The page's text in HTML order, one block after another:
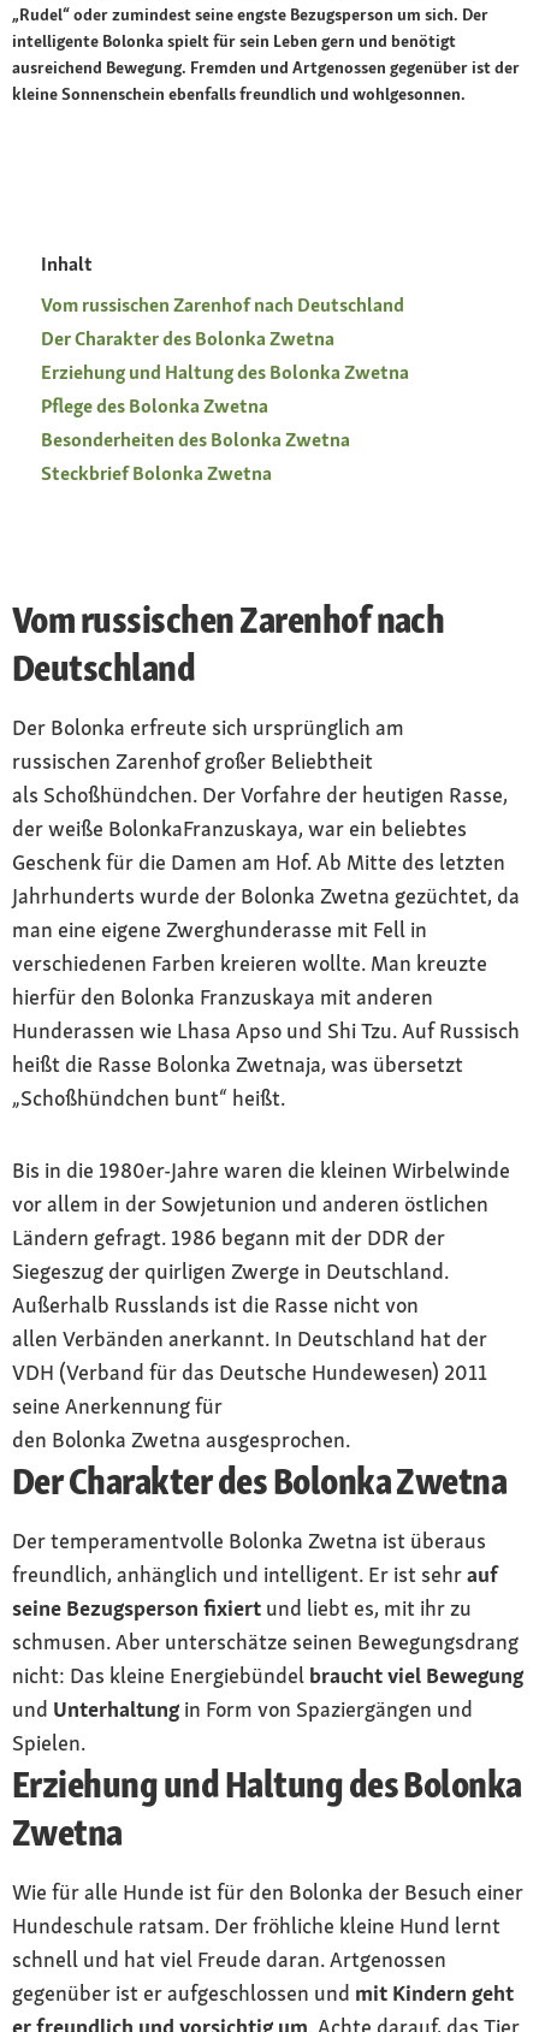
„Rudel“ oder zumindest seine engste Bezugsperson um sich. Der
intelligente Bolonka spielt für sein Leben gern und benötigt
ausreichend Bewegung. Fremden und Artgenossen gegenüber ist der
kleine Sonnenschein ebenfalls freundlich und wohlgesonnen.
Inhalt
Vom russischen Zarenhof nach Deutschland
Der Charakter des Bolonka Zwetna
Erziehung und Haltung des Bolonka Zwetna
Pflege des Bolonka Zwetna
Besonderheiten des Bolonka Zwetna
Steckbrief Bolonka Zwetna
Vom russischen Zarenhof nach
Deutschland
Der Bolonka erfreute sich ursprünglich am
russischen Zarenhof großer Beliebtheit
als Schoßhündchen. Der Vorfahre der heutigen Rasse,
der weiße BolonkaFranzuskaya, war ein beliebtes
Geschenk für die Damen am Hof. Ab Mitte des letzten
Jahrhunderts wurde der Bolonka Zwetna gezüchtet, da
man eine eigene Zwerghunderasse mit Fell in
verschiedenen Farben kreieren wollte. Man kreuzte
hierfür den Bolonka Franzuskaya mit anderen
Hunderassen wie Lhasa Apso und Shi Tzu. Auf Russisch
heißt die Rasse Bolonka Zwetnaja, was übersetzt
„Schoßhündchen bunt“ heißt.
Bis in die 1980er-Jahre waren die kleinen Wirbelwinde
vor allem in der Sowjetunion und anderen östlichen
Ländern gefragt. 1986 begann mit der DDR der
Siegeszug der quirligen Zwerge in Deutschland.
Außerhalb Russlands ist die Rasse nicht von
allen Verbänden anerkannt. In Deutschland hat der
VDH (Verband für das Deutsche Hundewesen) 2011
seine Anerkennung für
den Bolonka Zwetna ausgesprochen.
Der Charakter des Bolonka Zwetna
Der temperamentvolle Bolonka Zwetna ist überaus
freundlich, anhänglich und intelligent. Er ist sehrauf
seine Bezugsperson fixiert und liebt es, mit ihr zu
schmusen. Aber unterschätze seinen Bewegungsdrang
nicht: Das kleine Energiebündel braucht viel Bewegung
und Unterhaltung in Form von Spaziergängen und
Spielen.
Erziehung und Haltung des Bolonka
Zwetna
Wie für alle Hunde ist für den Bolonka der Besuch einer
Hundeschule ratsam. Der fröhliche kleine Hund lernt
schnell und hat viel Freude daran. Artgenossen
gegenüber ist er aufgeschlossen und mit Kindern geht